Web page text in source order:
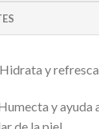
Hidrata y
y ayuda